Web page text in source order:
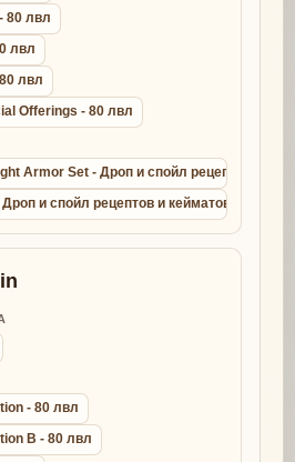
80 лвл
лвл
лвл
Offerings - 80 лвл
Armor Set - Дроп и спойл рецептов и
и спойл рецептов и кейматов - крафт
- 80 лвл
B - 80 лвл